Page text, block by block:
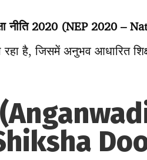
नीति 2020 (NEP 2020 –
है, जिसमें अनुभव आधारित